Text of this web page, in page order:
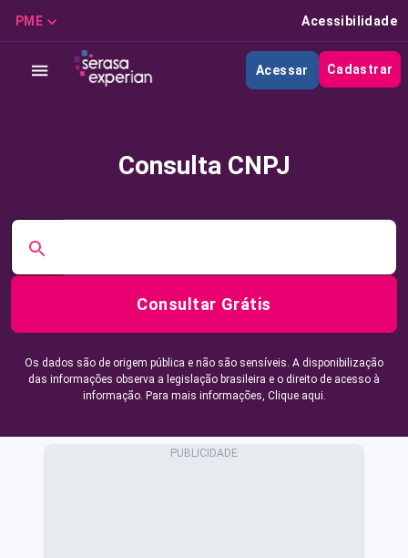
PME Acessibilidade
Acessar Cadastrar
Consulta CNPJ
Consultar Grátis
Os dados são de origem pública e não são sensíveis. A disponibilização
das informações observa a legislação brasileira e o direito de acesso à
informação. Para mais informações, Clique aqui.